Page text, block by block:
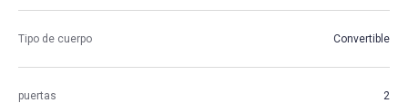
Tipo de cuerpo Convertible
puertas 2